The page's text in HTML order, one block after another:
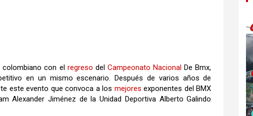
colombiano con el regreso del Campeonato Nacional De Bmx,
en un mismo escenario. Después de varios años de
este evento que convoca a los mejores exponentes del BMX
Alexander Jiménez de la Unidad Deportiva Alberto Galindo